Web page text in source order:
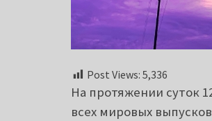
Post Views: 5,336
На протяжении суток
всех мировых